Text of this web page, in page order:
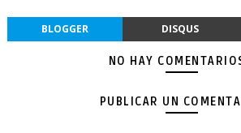
BLOGGER DISQUS
NO HAY
PUBLICAR UN